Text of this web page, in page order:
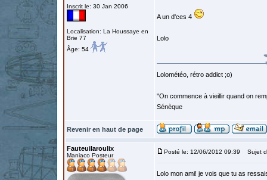
Inscrit le: 30 Jan 2006
Localisation: La Houssaye en
Brie 77
Âge: 54
A un d'ces 4
Lolo
Lolométéo, rétro addict ;o)
"On commence à vieillir quand on
Sénèque
Revenir en haut de page
Fauteuilaroulix
Maniaco Posteur
Posté le: 12/06/2012 09:39 Sujet
Lolo mon ami! je vois que tu as